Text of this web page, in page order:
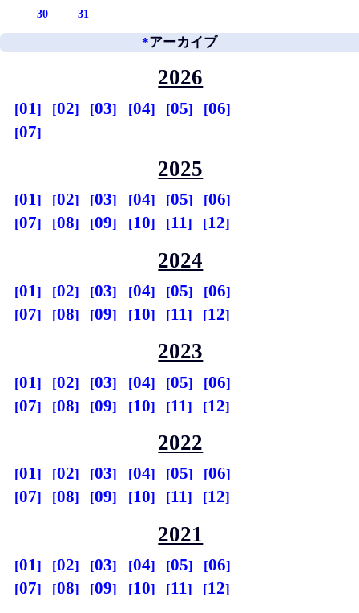
30 31
*アーカイブ
2026
01 02 03 04 05
06
07
2025
01 02 03 04 05
06
07
08 09 10 11 12
2024
01 02 03 04 05
06
07
08 09 10 11 12
2023
01 02 03 04 05
06
07
08 09 10 11 12
2022
01 02 03 04 05
06
07
08 09 10 11 12
2021
01 02 03 04 05
06
07
08 09 10 11 12